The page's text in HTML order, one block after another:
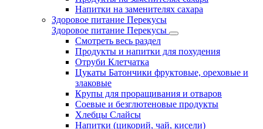
Напитки на заменителях сахара
Здоровое питание Перекусы
Здоровое питание Перекусы
Смотреть весь раздел
Продукты и напитки для похудения
Отруби Клетчатка
Цукаты Батончики фруктовые, ореховые и
злаковые
Крупы для проращивания и отваров
Соевые и безглютеновые продукты
Хлебцы Слайсы
Напитки (цикорий, чай, кисели)